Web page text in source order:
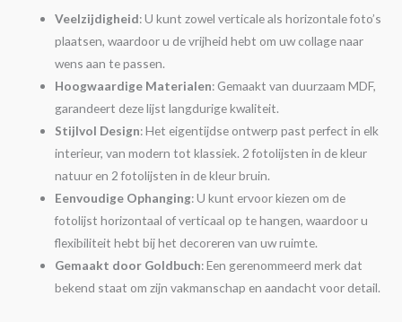
Veelzijdigheid: U kunt zowel verticale als horizontale foto’s
plaatsen, waardoor u de vrijheid hebt om uw collage naar
wens aan te passen.
Hoogwaardige Materialen: Gemaakt van duurzaam MDF,
garandeert deze lijst langdurige kwaliteit.
Stijlvol Design: Het eigentijdse ontwerp past perfect in elk
interieur, van modern tot klassiek. 2 fotolijsten in de kleur
natuur en 2 fotolijsten in de kleur bruin.
Eenvoudige Ophanging: U kunt ervoor kiezen om de
fotolijst horizontaal of verticaal op te hangen, waardoor u
flexibiliteit hebt bij het decoreren van uw ruimte.
Gemaakt door Goldbuch: Een gerenommeerd merk dat
bekend staat om zijn vakmanschap en aandacht voor detail.